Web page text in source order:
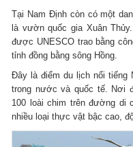
Tại Nam Định còn có một
là vườn quốc gia Xuân
được UNESCO trao bằng
tỉnh đồng bằng sông Hồng.
Đây là điểm du lịch nổi tiếng
trong nước và quốc tế. Nơi
100 loài chim trên đường di
nhiều loại thực vật bậc cao,